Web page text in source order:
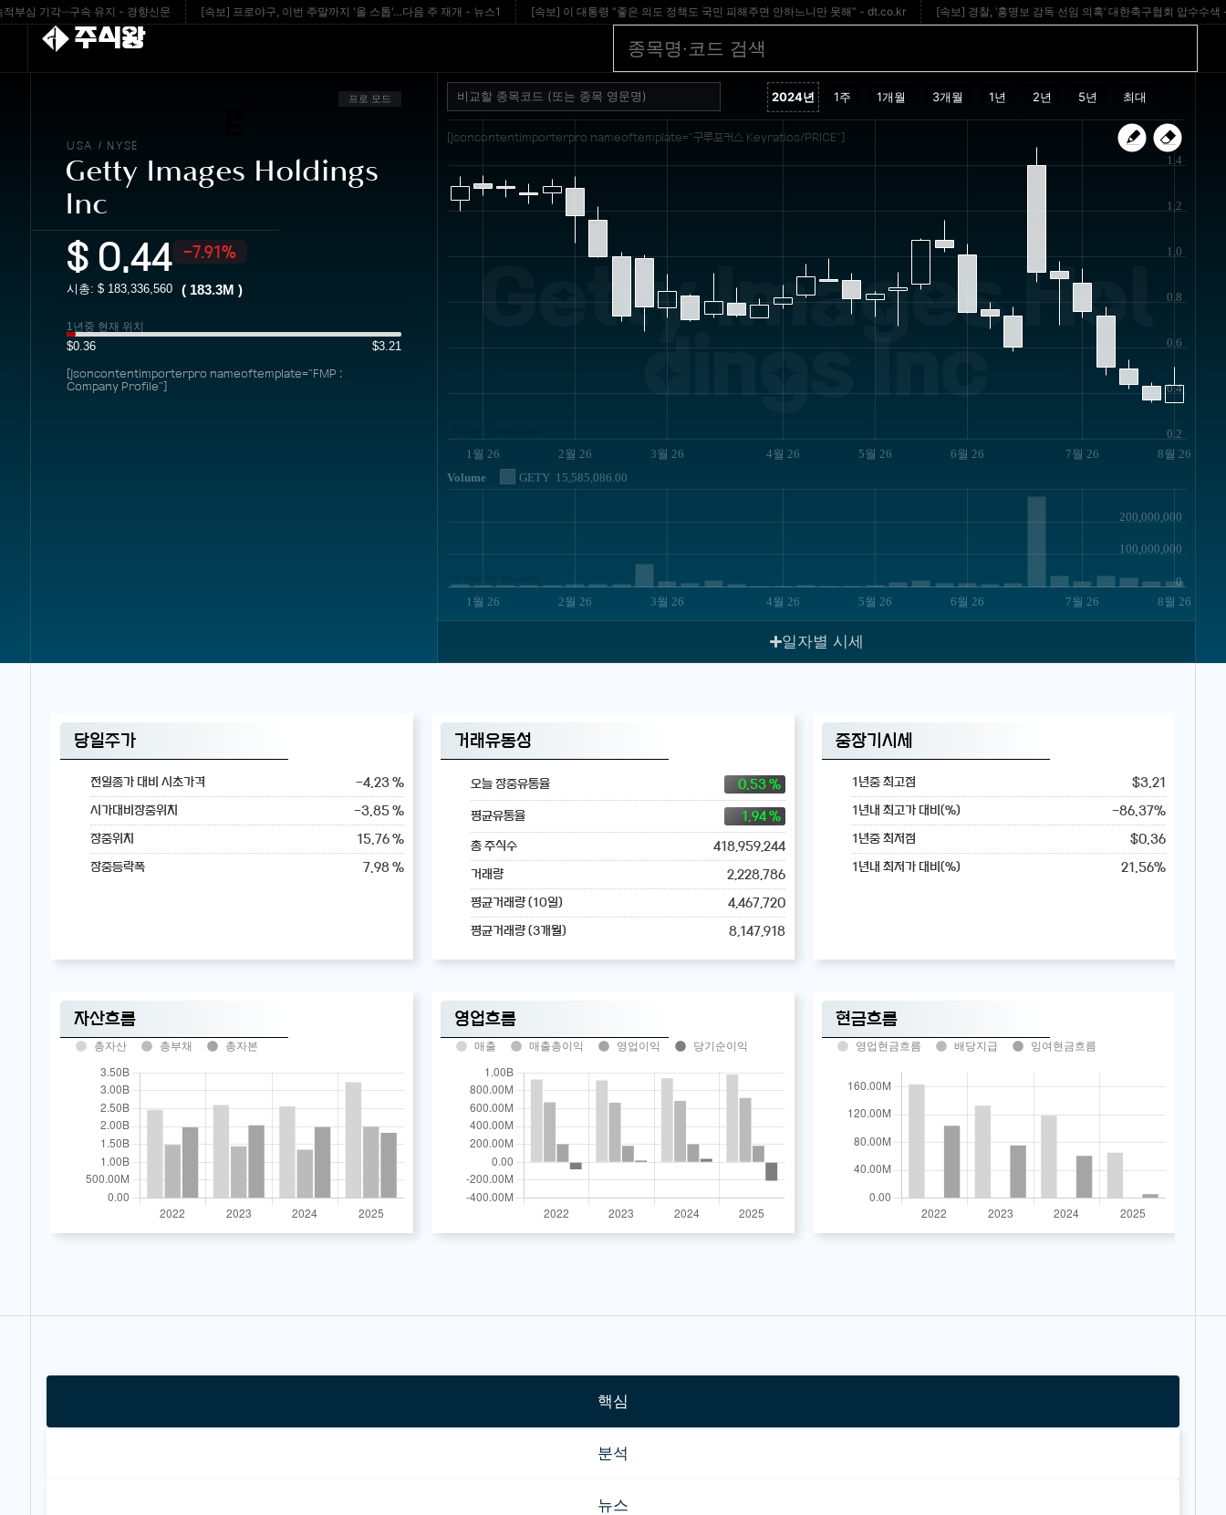
각···구속 유지 - 경향신문 [속보] 프로야구, 이번 주말까지 '올 스톱'…다음 주 재개 - 뉴스1 [속보] 이 대통령 “좋은 의도 정책도 국민 피해주면 안하느니만 못해” - dt.co.kr [속보] 경찰, ‘홍명보 감독 선임 의혹’ 대한축구협회 압수수색 -
주식왕
프로 모드
USA / NYSE
Getty Images Holdings
Inc
$ 0.44 -7.91%
시총: $ 183,336,560 ( 183.3M )
1년중 현재 위치
$0.36 $3.21
[jsoncontentimporterpro nameoftemplate="FMP :
Company Profile"]
Getty Images Hol
dings Inc
[jsoncontentimporterpro nameoftemplate="구루포커스 Keyratios/PRICE"]
1월 26 2월 26 3월 26 4월 26 5월 26 6월 26 7월 26 8월 26
0.2
0.4
0.6
0.8
1.0
1.2
1.4
Volume GETY 15,585,086.00
1월 26 2월 26 3월 26 4월 26 5월 26 6월 26 7월 26 8월 26
0
100,000,000
200,000,000
일자별 시세
당일주가
전일종가 대비 시초가격 -4.23 %
시가대비장중위치 -3.85 %
장중위치 15.76 %
장중등락폭 7.98 %
거래유동성
오늘 장중유통율 0.53 %
평균유통율 1.94 %
총 주식수 418,959,244
거래량 2,228,786
평균거래량 (10일) 4,467,720
평균거래량 (3개월) 8,147,918
중장기시세
1년중 최고점 $3.21
1년내 최고가 대비(%) -86.37%
1년중 최저점 $0.36
1년내 최저가 대비(%) 21.56%
자산흐름
총자산 총부채 총자본
영업흐름
매출 매출총이익 영업이익 당기순이익
현금흐름
영업현금흐름 배당지급 잉여현금흐름
핵심
분석
뉴스